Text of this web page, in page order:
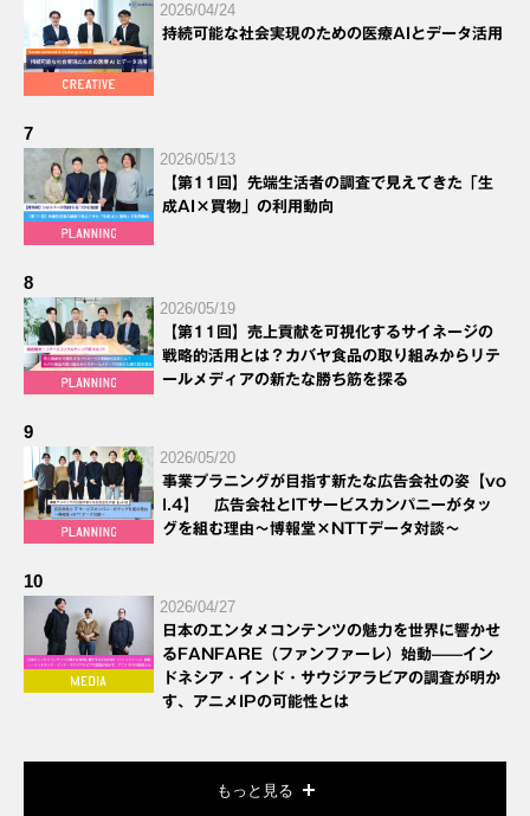
2026/04/24
持続可能な社会実現のための医療AIとデータ活用
7
2026/05/13
【第11回】先端生活者の調査で見えてきた「生
成AI×買物」の利用動向
8
2026/05/19
【第11回】売上貢献を可視化するサイネージの
戦略的活用とは？カバヤ食品の取り組みからリテ
ールメディアの新たな勝ち筋を探る
9
2026/05/20
事業プラニングが目指す新たな広告会社の姿【vo
l.4】 広告会社とITサービスカンパニーがタッ
グを組む理由～博報堂×NTTデータ対談～
10
2026/04/27
日本のエンタメコンテンツの魅力を世界に響かせ
るFANFARE（ファンファーレ）始動——イン
ドネシア・インド・サウジアラビアの調査が明か
す、アニメIPの可能性とは
もっと見る